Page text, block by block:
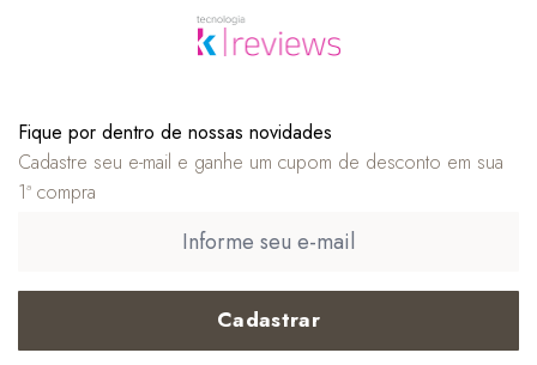
Fique por dentro de nossas novidades
Cadastre seu e-mail e ganhe um cupom de desconto em sua
1ª compra
Cadastrar